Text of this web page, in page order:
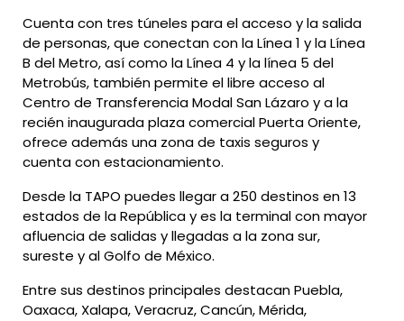
Cuenta con tres túneles para el acceso y la salida
de personas, que conectan con la Línea 1 y la Línea
B del Metro, así como la Línea 4 y la línea 5 del
Metrobús, también permite el libre acceso al
Centro de Transferencia Modal San Lázaro y a la
recién inaugurada plaza comercial Puerta Oriente,
ofrece además una zona de taxis seguros y
cuenta con estacionamiento.
Desde la TAPO puedes llegar a 250 destinos en 13
estados de la República y es la terminal con mayor
afluencia de salidas y llegadas a la zona sur,
sureste y al Golfo de México.
Entre sus destinos principales destacanPuebla,
Oaxaca, Xalapa, Veracruz, Cancún, Mérida,